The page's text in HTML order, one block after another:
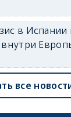
в Испании
все